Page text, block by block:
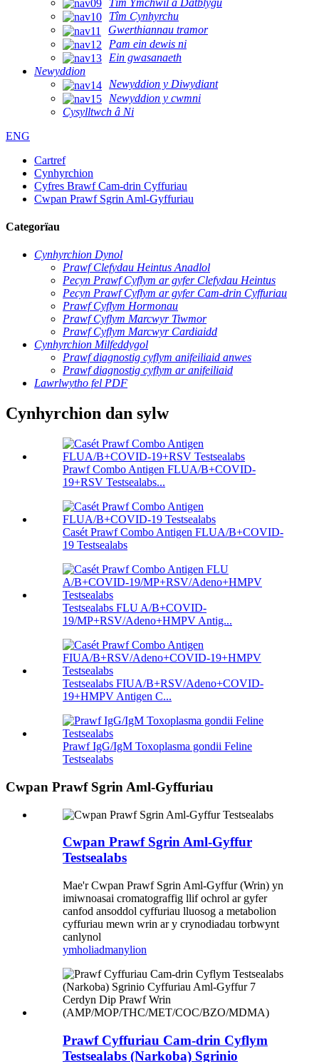
Tîm Cynhyrchu
Gwerthiannau tramor
Pam ein dewis ni
Ein gwasanaeth
Newyddion
Newyddion y Diwydiant
Newyddion y cwmni
Cysylltwch â Ni
ENG
Cartref
Cynhyrchion
Cyfres Brawf Cam-drin Cyffuriau
Cwpan Prawf Sgrin Aml-Gyffuriau
Categorïau
Cynhyrchion Dynol
Prawf Clefydau Heintus Anadlol
Pecyn Prawf Cyflym ar gyfer Clefydau Heintus
Pecyn Prawf Cyflym ar gyfer Cam-drin Cyffuriau
Prawf Cyflym Hormonau
Prawf Cyflym Marcwyr Tiwmor
Prawf Cyflym Marcwyr Cardiaidd
Cynhyrchion Milfeddygol
Prawf diagnostig cyflym anifeiliaid anwes
Prawf diagnostig cyflym ar anifeiliaid
Lawrlwytho fel PDF
Cynhyrchion dan sylw
Prawf Combo Antigen FLUA/B+COVID-
19+RSV Testsealabs...
Casét Prawf Combo Antigen FLUA/B+COVID-
19 Testsealabs
Testsealabs FLU A/B+COVID-
19/MP+RSV/Adeno+HMPV Antig...
Testsealabs FIUA/B+RSV/Adeno+COVID-
19+HMPV Antigen C...
Prawf IgG/IgM Toxoplasma gondii Feline
Testsealabs
Cwpan Prawf Sgrin Aml-Gyffuriau
Cwpan Prawf Sgrin Aml-Gyffur
Testsealabs
Mae'r Cwpan Prawf Sgrin Aml-Gyffur (Wrin) yn
imiwnoasai cromatograffig llif ochrol ar gyfer
canfod ansoddol cyffuriau lluosog a metabolion
cyffuriau mewn wrin ar y crynodiadau torbwynt
canlynol
ymholiadmanylion
Prawf Cyffuriau Cam-drin Cyflym
Testsealabs (Narkoba) Sgrinio